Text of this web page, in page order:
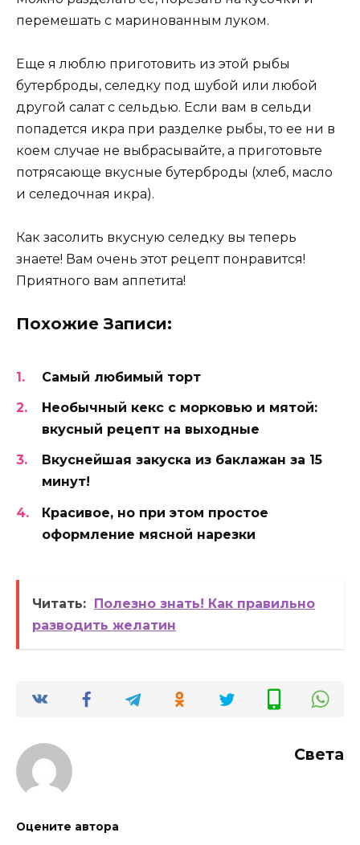
перемешать с маринованным луком.
Еще я люблю приготовить из этой рыбы
бутерброды, селедку под шубой или любой
другой салат с сельдью. Если вам в сельди
попадется икра при разделке рыбы, то ее ни в
коем случае не выбрасывайте, а приготовьте
потрясающе вкусные бутерброды (хлеб, масло
и селедочная икра).
Как засолить вкусную селедку вы теперь
знаете! Вам очень этот рецепт понравится!
Приятного вам аппетита!
Похожие Записи:
Самый любимый торт
Необычный кекс с морковью и мятой:
вкусный рецепт на выходные
Вкуснейшая закуска из баклажан за 15
минут!
Красивое, но при этом простое
оформление мясной нарезки
Читать: Полезно знать! Как правильно
разводить желатин
Света
Оцените автора